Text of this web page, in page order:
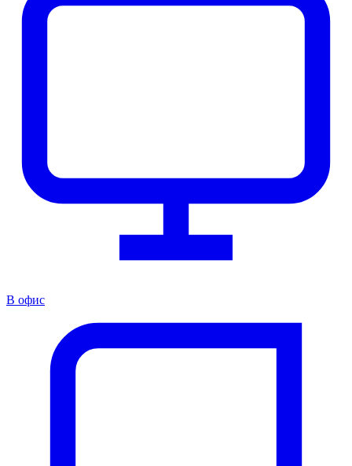
В офис